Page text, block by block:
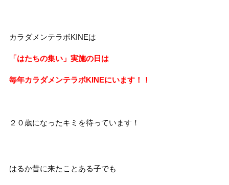
カラダメンテラボKINEは
「はたちの集い」実施の日は
毎年カラダメンテラボKINEにいます！！
２０歳になったキミを待っています！
はるか昔に来たことある子でも